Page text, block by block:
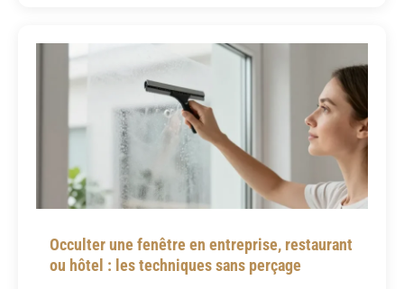
Occulter une fenêtre en entreprise, restaurant
ou hôtel : les techniques sans perçage